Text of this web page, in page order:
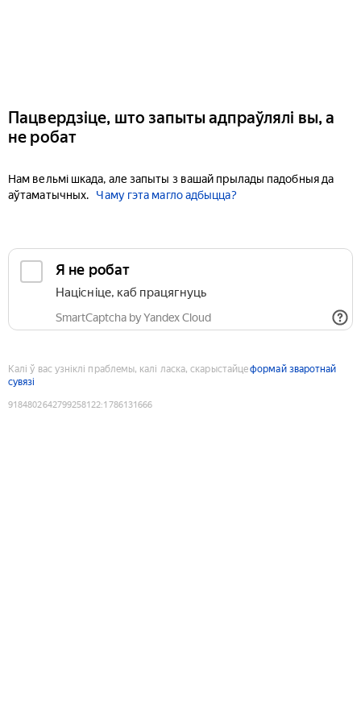
Пацвердзіце, што запыты адпраўлялі вы, а
не робат
Нам вельмі шкада, але запыты з вашай прылады падобныя да
аўтаматычных.
Чаму гэта магло адбыцца?
Я не робат
Націсніце, каб працягнуць
SmartCaptcha by Yandex Cloud
Калі ў вас узніклі праблемы, калі ласка, скарыстайцеформай зваротнай
сувязі
9184802642799258122:1786131666